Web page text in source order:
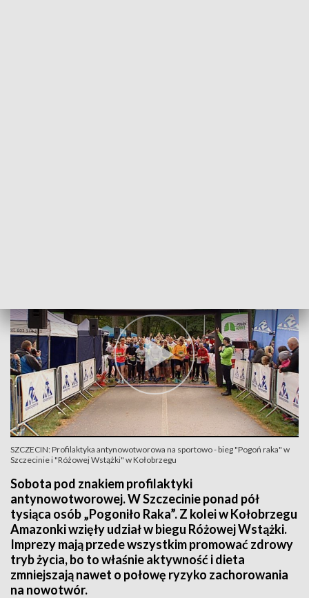
SZCZECIN: Profilaktyka antynowotworowa na sportowo - bieg "Pogoń raka" w
Szczecinie i "Różowej Wstążki" w Kołobrzegu
Sobota pod znakiem profilaktyki
antynowotworowej. W Szczecinie ponad pół
tysiąca osób „Pogoniło Raka”. Z kolei w Kołobrzegu
Amazonki wzięły udział w biegu Różowej Wstążki.
Imprezy mają przede wszystkim promować zdrowy
tryb życia, bo to właśnie aktywność i dieta
zmniejszają nawet o połowę ryzyko zachorowania
na nowotwór.